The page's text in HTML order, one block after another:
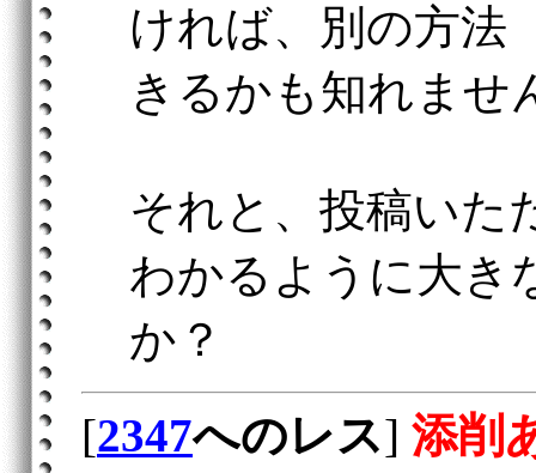
ければ、別の方法
きるかも知れませ
それと、投稿いた
わかるように大き
か？
[2347へのレス] 添削